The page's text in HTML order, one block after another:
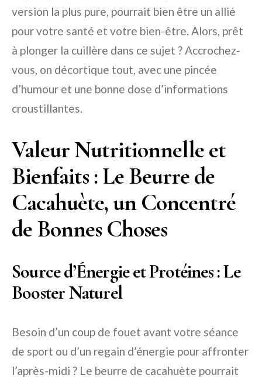
version la plus pure, pourrait bien être un allié
pour votre santé et votre bien-être. Alors, prêt
à plonger la cuillère dans ce sujet ? Accrochez-
vous, on décortique tout, avec une pincée
d’humour et une bonne dose d’informations
croustillantes.
Valeur Nutritionnelle et
Bienfaits : Le Beurre de
Cacahuète, un Concentré
de Bonnes Choses
Source d’Énergie et Protéines : Le
Booster Naturel
Besoin d’un coup de fouet avant votre séance
de sport ou d’un regain d’énergie pour affronter
l’après-midi ? Le beurre de cacahuète pourrait